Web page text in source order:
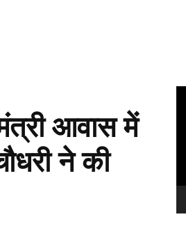
आवास में
ने की